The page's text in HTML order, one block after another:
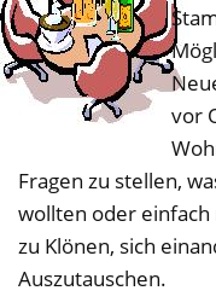
vor
Fragen zu stellen,
wollten oder
zu Klönen, sich
Auszutauschen.
ihr
vorname
ihr
nachname